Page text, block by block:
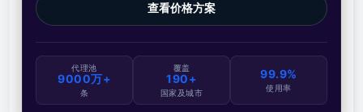
查看价格方案
代理池
9000万+
条
覆盖
190+
国家及城市
99.9%
使用率